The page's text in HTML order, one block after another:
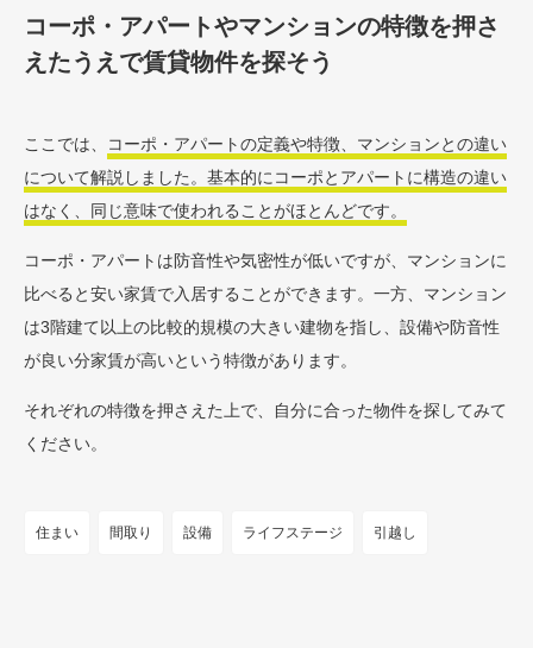
コーポ・アパートやマンションの特徴を押さ
えたうえで賃貸物件を探そう
ここでは、
コーポ・アパートの定義や特徴、マンションとの違い
について解説しました。基本的にコーポとアパートに構造の違い
はなく、同じ意味で使われることがほとんどです。
コーポ・アパートは防音性や気密性が低いですが、マンションに
比べると安い家賃で入居することができます。一方、マンション
は3階建て以上の比較的規模の大きい建物を指し、設備や防音性
が良い分家賃が高いという特徴があります。
それぞれの特徴を押さえた上で、自分に合った物件を探してみて
ください。
住まい 間取り 設備 ライフステージ 引越し